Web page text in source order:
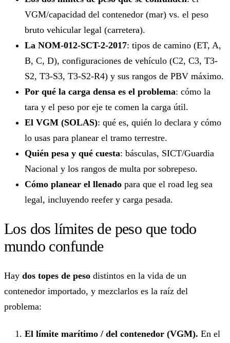
VGM/capacidad del contenedor (mar) vs. el peso
bruto vehicular legal (carretera).
La NOM-012-SCT-2-2017: tipos de camino (ET, A,
B, C, D), configuraciones de vehículo (C2, C3, T3-
S2, T3-S3, T3-S2-R4) y sus rangos de PBV máximo.
Por qué la carga densa es el problema: cómo la
tara y el peso por eje te comen la carga útil.
El VGM (SOLAS): qué es, quién lo declara y cómo
lo usas para planear el tramo terrestre.
Quién pesa y qué cuesta: básculas, SICT/Guardia
Nacional y los rangos de multa por sobrepeso.
Cómo planear el llenado para que el road leg sea
legal, incluyendo reefer y carga pesada.
Los dos límites de peso que todo
mundo confunde
Hay dos topes de peso distintos en la vida de un
contenedor importado, y mezclarlos es la raíz del
problema:
El límite marítimo / del contenedor (VGM). En el